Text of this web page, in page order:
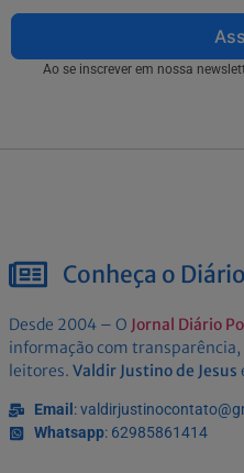
Ao se inscrever em nossa
Conheça o
Desde 2004 – O Jornal Diário
informação com
leitores. Valdir Justino de Jesus
Email :
Whatsapp: 62985861414